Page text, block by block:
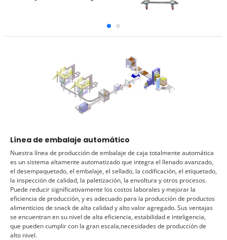
Línea de embalaje automático
Nuestra línea de producción de embalaje de caja totalmente automática
es un sistema altamente automatizado que integra el llenado avanzado,
el desempaquetado, el embalaje, el sellado, la codificación, el etiquetado,
la inspección de calidad, la paletización, la envoltura y otros procesos.
Puede reducir significativamente los costos laborales y mejorar la
eficiencia de producción, y es adecuado para la producción de productos
alimenticios de snack de alta calidad y alto valor agregado. Sus ventajas
se encuentran en su nivel de alta eficiencia, estabilidad e inteligencia,
que pueden cumplir con la gran escala,necesidades de producción de
alto nivel.